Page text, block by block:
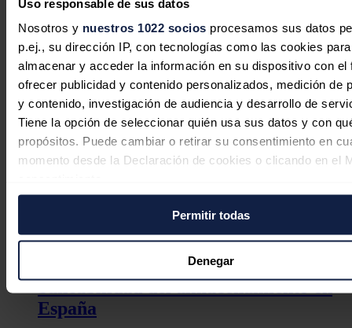
Uso responsable de sus datos
Nosotros y nuestros 1022 socios procesamos sus datos
p.ej., su dirección IP, con tecnologías como las cookies para
almacenar y acceder la información en su dispositivo con el
ofrecer publicidad y contenido personalizados, medición de
y contenido, investigación de audiencia y desarrollo de
Tiene la opción de seleccionar quién usa sus datos y con
propósitos. Puede cambiar o retirar su consentimiento en
momento desde la Declaración de cookies o clicando en el
Si lo permite, también quisiéramos:
Recopilar información sobre su ubicación geográfica
puede tener una precisión de varios metros
Identificar su dispositivo analizándolo activamente
características específicas (huellas digitales)
Obtenga más información sobre cómo se procesan sus
Permitir todas
Denegar
Tolling agreements y mercado de
capacidad: las dos caras de la
bancabilidad del almacenamiento en
España